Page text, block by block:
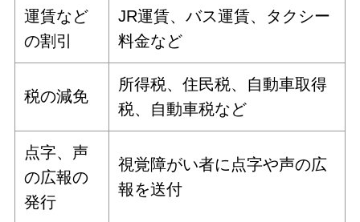
運賃など
の割引
JR運賃、バス運賃、タクシー
料金など
税の減免
所得税、住民税、自動車取得
税、自動車税など
点字、声
の広報の
発行
視覚障がい者に点字や声の広
報を送付